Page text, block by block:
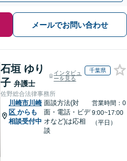
メールでお問い合わせ
石垣 ゆり
子 弁護士
インタビュ
ーを見る
千葉県
佐野総合法律事務所
川崎市川崎
区 からも
相談受付中
面談方法(対
面・電話・ビデ
オなど)は応相
談
営業時間：0
9:00~17:00
（平日）